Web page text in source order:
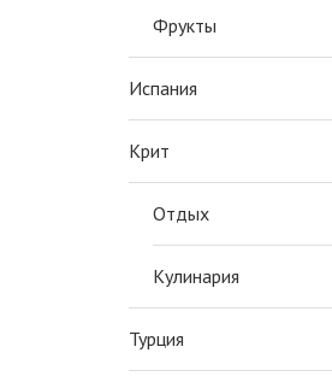
Фрукты
Испания
Крит
Отдых
Кулинария
Турция